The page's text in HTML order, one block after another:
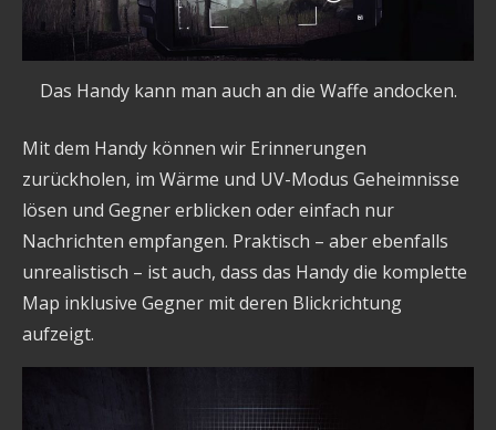
Das Handy kann man auch an die Waffe andocken.
Mit dem Handy können wir Erinnerungen
zurückholen, im Wärme und UV-Modus Geheimnisse
lösen und Gegner erblicken oder einfach nur
Nachrichten empfangen. Praktisch – aber ebenfalls
unrealistisch – ist auch, dass das Handy die komplette
Map inklusive Gegner mit deren Blickrichtung
aufzeigt.